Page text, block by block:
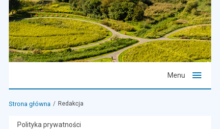
Menu
Strona główna Redakcja
Polityka prywatności